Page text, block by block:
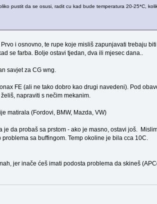
pustit da se osusi, radit cu kad bude temperatura 20-25*C,
i osnovno, te rupe koje misliš zapunjavati trebaju
se farba. Bolje ostavi tjedan, dva ili mjesec dana..
savjet za CG wng.
FE (ali ne tako dobro kao drugi navedeni). Pod
napraviti s nečim mekanim.
matirala (Fordovi, BMW, Mazda, VW)
da probaš sa prstom - ako je masno, ostavi još.
sa buffingom. Temp okoline je bila cca 10C.
jer inače ćeš imati podosta problema da skineš